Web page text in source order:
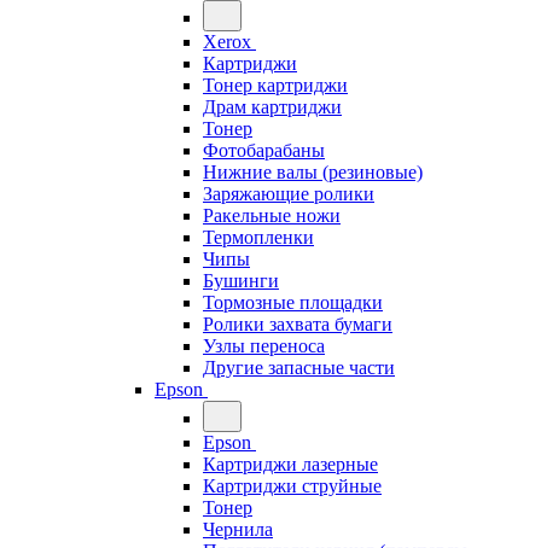
Xerox
Картриджи
Тонер картриджи
Драм картриджи
Тонер
Фотобарабаны
Нижние валы (резиновые)
Заряжающие ролики
Ракельные ножи
Термопленки
Чипы
Бушинги
Тормозные площадки
Ролики захвата бумаги
Узлы переноса
Другие запасные части
Epson
Epson
Картриджи лазерные
Картриджи струйные
Тонер
Чернила